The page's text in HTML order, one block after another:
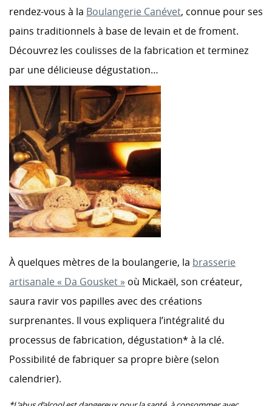
rendez-vous à la Boulangerie Canévet, connue pour ses
pains traditionnels à base de levain et de froment.
Découvrez les coulisses de la fabrication et terminez
par une délicieuse dégustation…
À quelques mètres de la boulangerie, la brasserie
artisanale « Da Gousket » où Mickaël, son créateur,
saura ravir vos papilles avec des créations
surprenantes. Il vous expliquera l’intégralité du
processus de fabrication, dégustation* à la clé.
Possibilité de fabriquer sa propre bière (selon
calendrier).